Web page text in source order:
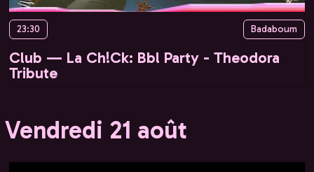
23:30 Badaboum
Club — La Ch!Ck: Bbl Party - Theodora
Tribute
Vendredi 21 août